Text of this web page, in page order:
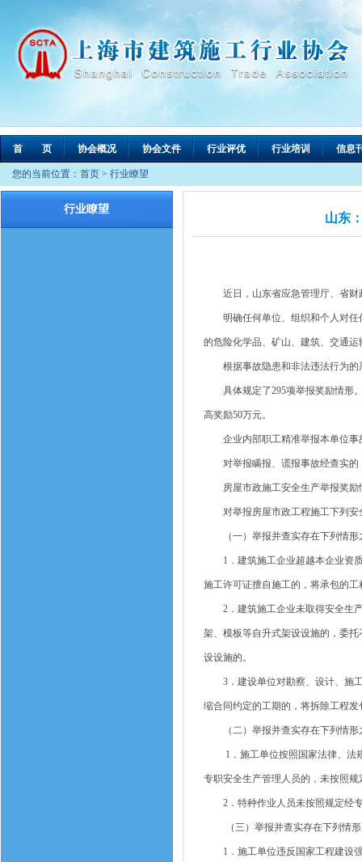
首 页 协会概况 协会文件 行业评优 行业培训 信息
您的当前位置： 首页 > 行业瞭望
行业瞭望
山东
近日，山东省应急管理厅、省财
明确任何单位、组织和个人对任
的危险化学品、矿山、建筑、交通
根据事故隐患和非法违法行为的严
具体规定了295项举报奖励情形。
高奖励50万元。
企业内部职工精准举报本单位事
对举报瞒报、谎报事故经查实的
房屋市政施工安全生产举报奖励
对举报房屋市政工程施工下列安
（一）举报并查实存在下列情形
1．建筑施工企业超越本企业资质
施工许可证擅自施工的，将承包的
2．建筑施工企业未取得安全生产
架、模板等自升式架设设施的，委
设设施的。
3．建设单位对勘察、设计、施工
缩合同约定的工期的，将拆除工程
（二）举报并查实存在下列情形
1．施工单位按照国家法律、法规
专职安全生产管理人员的，未按照
2．特种作业人员未按照规定经专
（三）举报并查实存在下列情形
1．施工单位违反国家工程建设强